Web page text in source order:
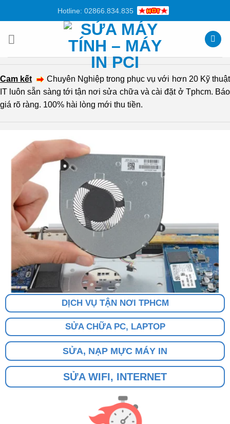
dung
Hotline: 02866.834.835
Cam kết
Chuyên Nghiệp trong phục vụ với hơn 20 Kỹ thuật
IT luôn sẵn sàng tới tận nơi sửa chữa và cài đặt ở Tphcm. Báo
giá rõ ràng. 100% hài lòng mới thu tiền.
DỊCH VỤ TẬN NƠI TPHCM
SỬA CHỮA PC, LAPTOP
SỬA, NẠP MỰC MÁY IN
SỬA WIFI, INTERNET